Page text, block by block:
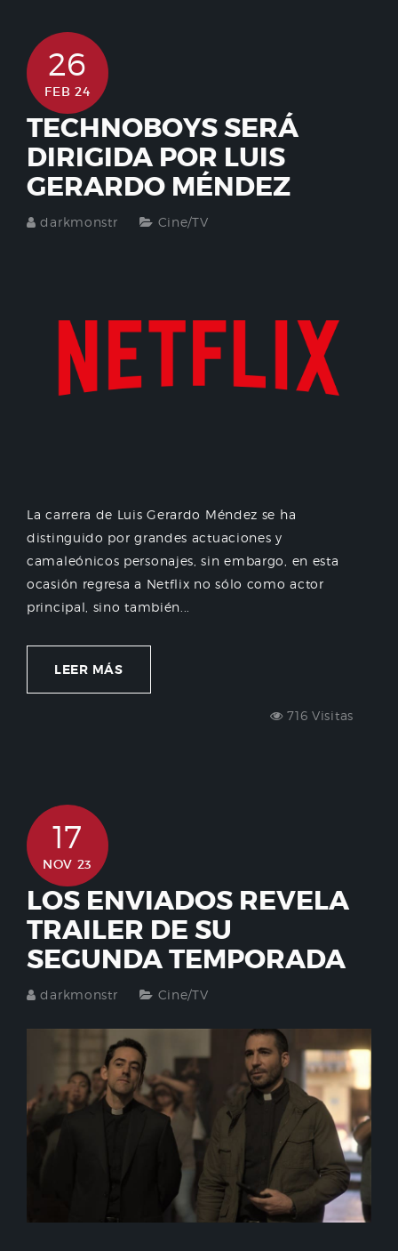
26
FEB 24
TECHNOBOYS SERÁ
DIRIGIDA POR LUIS
GERARDO MÉNDEZ
darkmonstr Cine/TV
La carrera de Luis Gerardo Méndez se ha
distinguido por grandes actuaciones y
camaleónicos personajes, sin embargo, en esta
ocasión regresa a Netflix no sólo como actor
principal, sino también...
LEER MÁS
716 Visitas
17
NOV 23
LOS ENVIADOS REVELA
TRAILER DE SU
SEGUNDA TEMPORADA
darkmonstr Cine/TV